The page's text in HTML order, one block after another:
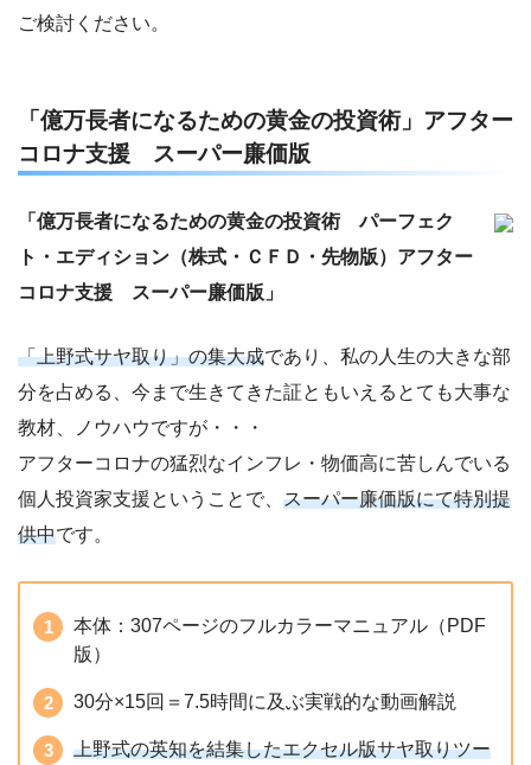
ご検討ください。
「億万長者になるための黄金の投資術」アフター
コロナ支援 スーパー廉価版
「億万長者になるための黄金の投資術 パーフェク
ト・エディション（株式・ＣＦＤ・先物版）アフター
コロナ支援 スーパー廉価版」
「上野式サヤ取り」の集大成であり、私の人生の大きな部
分を占める、今まで生きてきた証ともいえるとても大事な
教材、ノウハウですが・・・
アフターコロナの猛烈なインフレ・物価高に苦しんでいる
個人投資家支援ということで、 スーパー廉価版にて特別提
供中です。
本体：307ページのフルカラーマニュアル（PDF
版）
30分×15回＝7.5時間に及ぶ実戦的な動画解説
上野式の英知を結集したエクセル版サヤ取りツー